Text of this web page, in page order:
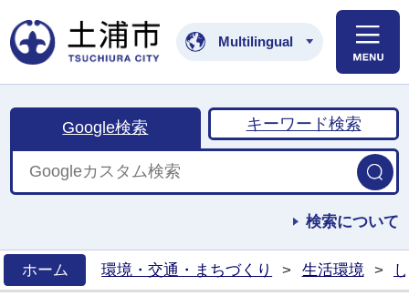
土浦市公式ホームペ
Multilingual
Google検索 キーワード検索
検索について
ホーム
環境・交通・まちづくり > 生活環境 >